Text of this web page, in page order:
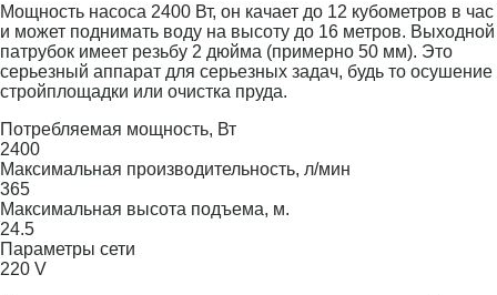
Мощность насоса 2400 Вт, он качает до 12 кубометров в час
и может поднимать воду на высоту до 16 метров. Выходной
патрубок имеет резьбу 2 дюйма (примерно 50 мм). Это
серьезный аппарат для серьезных задач, будь то осушение
стройплощадки или очистка пруда.
Потребляемая мощность, Вт
2400
Максимальная производительность, л/мин
365
Максимальная высота подъема, м.
24.5
Параметры сети
220 V